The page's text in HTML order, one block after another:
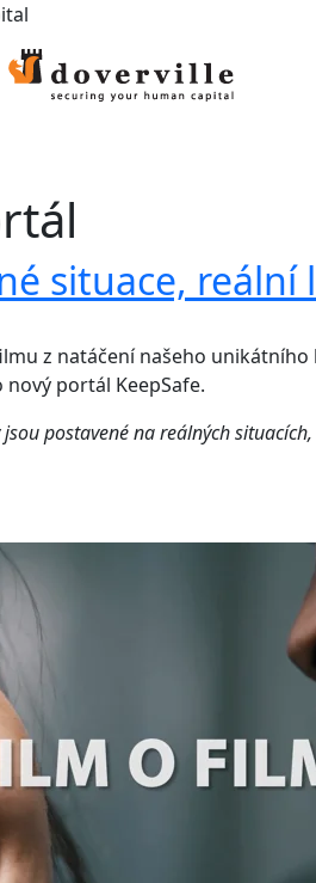
situace, reální
z natáčení našeho
portál KeepSafe.
postavené na reálných